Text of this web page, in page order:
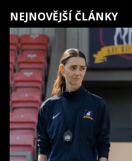
NEJNOVĚJŠÍ ČLÁNKY